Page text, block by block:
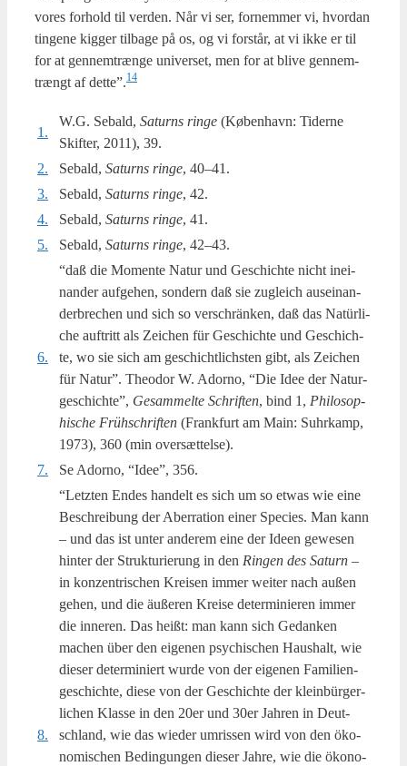
vores for­hold til ver­den. Når vi ser, for­nem­mer vi, hvor­dan
tin­ge­ne kig­ger til­ba­ge på os, og vi for­står, at vi ikke er til
for at gen­nem­træn­ge uni­ver­set, men for at bli­ve gen­nem­
trængt af dette”.14
1.
W.G. Sebald, Saturns rin­ge (Køben­havn: Tider­ne
Skif­ter, 2011), 39.
2.
Sebald, Saturns rin­ge, 40–41.
3.
Sebald, Saturns rin­ge, 42.
4.
Sebald, Saturns rin­ge, 41.
5.
Sebald, Saturns rin­ge, 42–43.
6.
“daß die Momen­te Natur und Ges­chi­ch­te nicht ine­i­
nan­der auf­ge­hen, son­dern daß sie zug­leich ause­i­nan­
der­bre­chen und sich so ver­s­chrän­ken, daß das Natür­li­
che auftritt als Zei­chen für Ges­chi­ch­te und Ges­chi­ch­
te, wo sie sich am ges­chi­cht­li­ch­sten gibt, als Zei­chen
für Natur”. Theo­dor W. Ador­no, “Die Idee der Natur­
ge­s­chi­ch­te”, Gesam­mel­te Schrif­ten, bind 1, Phi­los­op­
hi­s­che Frühs­chrif­ten (Frank­furt am Main: Suhr­kamp,
1973), 360 (min oversættelse).
7.
Se Ador­no, “Idee”, 356.
8.
“Letzten Endes han­delt es sich um so etwas wie eine
Beschrei­bung der Aber­ra­tion einer Spe­cies. Man kann
– und das ist unter ande­rem eine der Ide­en gewe­sen
hin­ter der Struk­turi­er­ung in den Rin­gen des Saturn –
in kon­zen­tri­s­chen Krei­sen immer wei­ter nach außen
gehen, und die äuße­ren Krei­se deter­mi­ni­e­ren immer
die inne­ren. Das heißt: man kann sich Gedan­ken
machen über den eige­nen psy­chi­s­chen Haus­halt, wie
die­ser deter­mi­ni­ert wur­de von der eige­nen Fami­li­en­
ge­s­chi­ch­te, die­se von der Ges­chi­ch­te der kle­in­bür­ger­
li­chen Klas­se in den 20er und 30er Jahren in Deut­
schland, wie das wie­der umris­sen wird von den öko­
no­mi­s­chen Bedingun­gen die­ser Jahre, wie die öko­no­